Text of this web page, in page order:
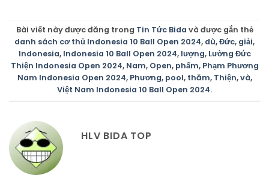
Bài viết này được đăng trong Tin Tức Bida và được gắn thẻ
danh sách cơ thủ Indonesia 10 Ball Open 2024, dù,Đức, giải,
Indonesia, Indonesia 10 Ball Open 2024, lượng, Lường Đức
Thiện Indonesia Open 2024, Nam, Open, phẩm, Phạm Phương
Nam Indonesia Open 2024, Phương, pool, thăm, Thiện,và,
Việt Nam Indonesia 10 Ball Open 2024.
HLV BIDA TOP